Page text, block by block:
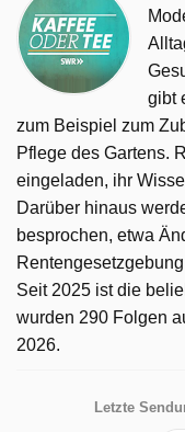
gibt
zum Beispiel zum
Pflege des Gartens.
eingeladen, ihr
Darüber hinaus
besprochen, etwa
Seit 2025 ist die
wurden 290 Folgen
2026.
Letzte